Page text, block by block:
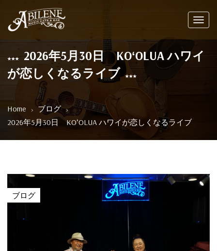
2026年5月30日 KOʻOLUA ハワイ
が恋しくなるライブ
Home
ブログ
2026年5月30日 KOʻOLUA ハワイが恋しくなるライブ
ブログ